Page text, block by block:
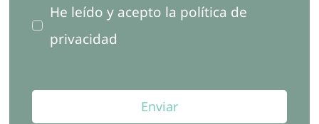
He leído y acepto la política de
privacidad
Enviar